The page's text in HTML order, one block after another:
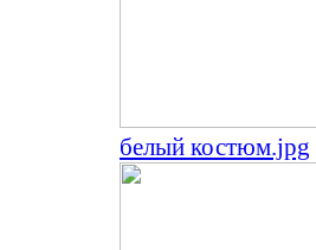
белый костюм.jpg